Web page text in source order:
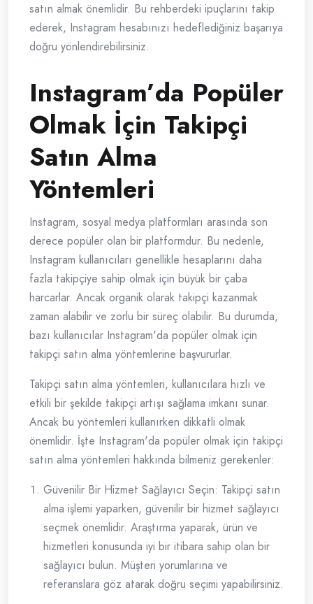
satın almak önemlidir. Bu rehberdeki ipuçlarını takip
ederek, Instagram hesabınızı hedeflediğiniz başarıya
doğru yönlendirebilirsiniz.
Instagram’da Popüler
Olmak İçin Takipçi
Satın Alma
Yöntemleri
Instagram, sosyal medya platformları arasında son
derece popüler olan bir platformdur. Bu nedenle,
Instagram kullanıcıları genellikle hesaplarını daha
fazla takipçiye sahip olmak için büyük bir çaba
harcarlar. Ancak organik olarak takipçi kazanmak
zaman alabilir ve zorlu bir süreç olabilir. Bu durumda,
bazı kullanıcılar Instagram'da popüler olmak için
takipçi satın alma yöntemlerine başvururlar.
Takipçi satın alma yöntemleri, kullanıcılara hızlı ve
etkili bir şekilde takipçi artışı sağlama imkanı sunar.
Ancak bu yöntemleri kullanırken dikkatli olmak
önemlidir. İşte Instagram'da popüler olmak için takipçi
satın alma yöntemleri hakkında bilmeniz gerekenler:
Güvenilir Bir Hizmet Sağlayıcı Seçin: Takipçi satın
alma işlemi yaparken, güvenilir bir hizmet sağlayıcı
seçmek önemlidir. Araştırma yaparak, ürün ve
hizmetleri konusunda iyi bir itibara sahip olan bir
sağlayıcı bulun. Müşteri yorumlarına ve
referanslara göz atarak doğru seçimi yapabilirsiniz.